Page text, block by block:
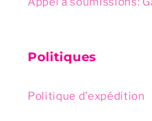
Politiques
Politique d'expédition